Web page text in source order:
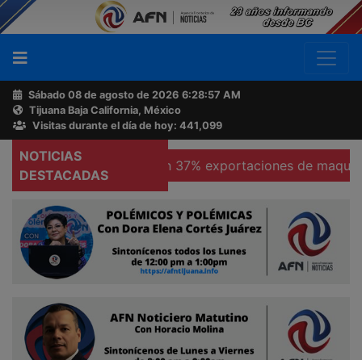
Sábado 08 de agosto de 2026 6:28:58 AM
Tijuana Baja California, México
Visitas durante el día de hoy: 441,099
NOTICIAS
DESTACADAS
Se hunden 37% exportaciones de maquiladoras
Buscador
Acerca
de
AFN
Ventas
Contacto
Reportero